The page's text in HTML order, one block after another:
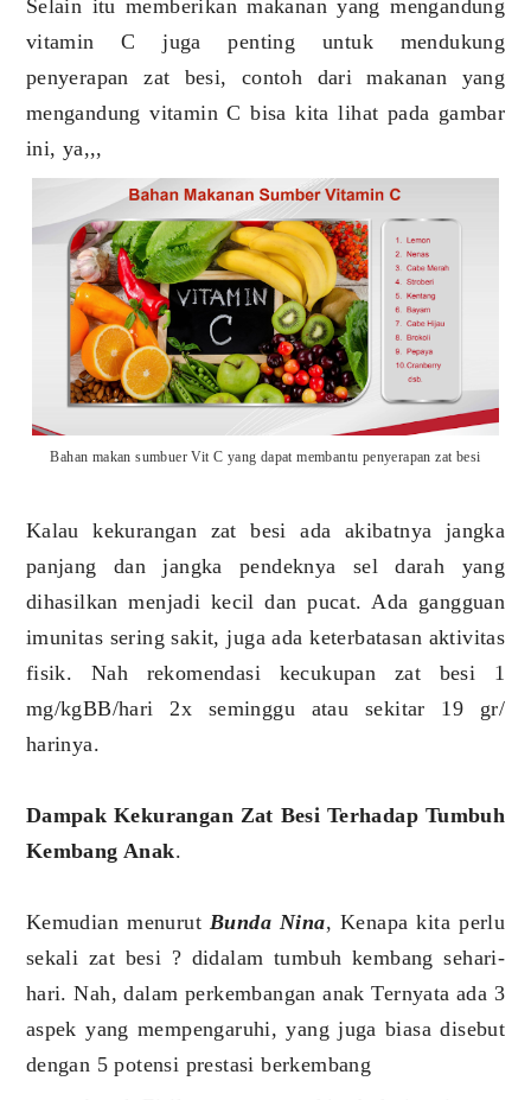
Selain itu memberikan makanan yang mengandung
vitamin C juga penting untuk mendukung
penyerapan zat besi, contoh dari makanan yang
mengandung vitamin C bisa kita lihat pada gambar
ini, ya,,,
Bahan makan sumbuer Vit C yang dapat membantu penyerapan zat besi
Kalau kekurangan zat besi ada akibatnya jangka
panjang dan jangka pendeknya sel darah yang
dihasilkan menjadi kecil dan pucat. Ada gangguan
imunitas sering sakit, juga ada keterbatasan aktivitas
fisik. Nah rekomendasi kecukupan zat besi 1
mg/kgBB/hari 2x seminggu atau sekitar 19 gr/
harinya.
Dampak Kekurangan Zat Besi Terhadap Tumbuh
Kembang Anak.
Kemudian menurut Bunda Nina, Kenapa kita perlu
sekali zat besi ? didalam tumbuh kembang sehari-
hari. Nah, dalam perkembangan anak Ternyata ada 3
aspek yang mempengaruhi, yang juga biasa disebut
dengan 5 potensi prestasi berkembang